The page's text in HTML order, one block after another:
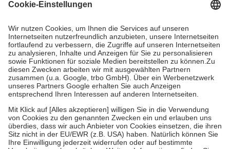
Grundsätzlich leisten Mitglieder Zuzahlungen in Höhe von zehn
höchstens zehn Euro.
Es sind jedoch nie mehr als die tatsächlichen
Kosten der Leistung zu entrichten.
Diese Regeln gelten grundsätzlich auch für Online-Apotheken.
Bei Heilmitteln und häuslicher Krankenpflege beträgt die
Zuzahlung zehn Prozent der Kosten sowie zehn Euro je
Verordnung.
Um das Engagement der Versicherten für ihre eigene Gesundheit zu
stärken und die besondere Stellung der Familie zu unterstützen,
fallenkeine Zuzahlungenan bei:
• Kindern und Jugendlichen bis zum vollendeten 18. Lebensjahr
mit Ausnahme der Fahrkosten
• Untersuchungen zur Vorsorge und Früherkennung, die von der